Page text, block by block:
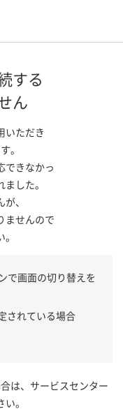
する
ん
いただき
。
できなかっ
した。
、
ませんので
で画面の切り替えを
されている場合
は、サービスセンター
。